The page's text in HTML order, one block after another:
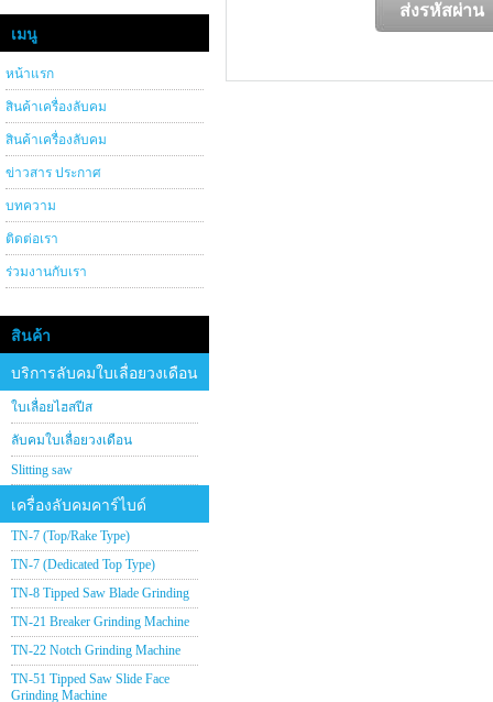
เมนู
หน้าแรก
สินค้าเครื่องลับคม
สินค้าเครื่องลับคม
ข่าวสาร ประกาศ
บทความ
ติดต่อเรา
ร่วมงานกับเรา
สินค้า
บริการลับคมใบเลื่อยวงเดือน
ใบเลื่อยไฮสปีส
ลับคมใบเลื่อยวงเดือน
Slitting saw
เครื่องลับคมคาร์ไบด์
TN-7 (Top/Rake Type)
TN-7 (Dedicated Top Type)
TN-8 Tipped Saw Blade Grinding
TN-21 Breaker Grinding Machine
TN-22 Notch Grinding Machine
TN-51 Tipped Saw Slide Face
Grinding Machine